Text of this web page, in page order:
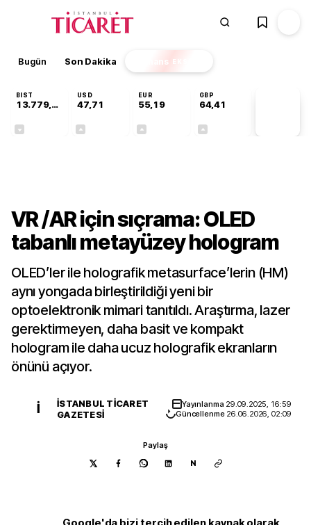
Bugün Son Dakika Finans EKSTRA
BIST
13.779,39
USD
47,71
EUR
55,19
GBP
64,41
VR /AR için sıçrama: OLED
tabanlı metayüzey hologram
OLED’ler ile holografik metasurface’lerin (HM)
aynı yongada birleştirildiği yeni bir
optoelektronik mimari tanıtıldı. Araştırma, lazer
gerektirmeyen, daha basit ve kompakt
hologram ile daha ucuz holografik ekranların
önünü açıyor.
İ
İSTANBUL TICARET
GAZETESI
Yayınlanma 29.09.2025, 16:59
Güncellenme 26.06.2026, 02:09
Paylaş
N